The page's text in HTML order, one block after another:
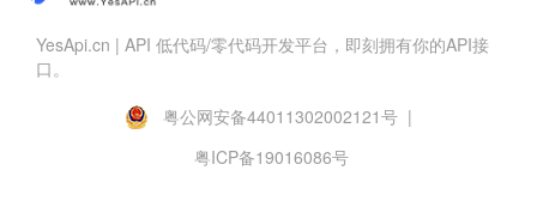
YesApi.cn | API 低代码/零代码开发平台，即刻拥有你的API接
口。
粤公网安备44011302002121号 |
粤ICP备19016086号